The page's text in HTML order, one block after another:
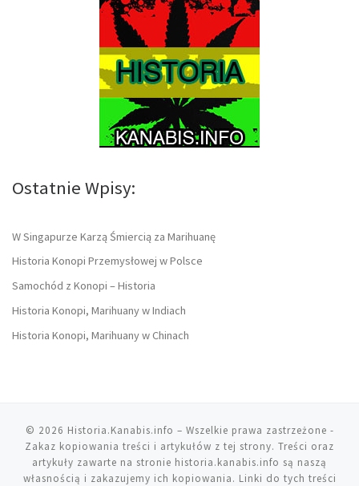
Ostatnie Wpisy:
W Singapurze Karzą Śmiercią za Marihuanę
Historia Konopi Przemysłowej w Polsce
Samochód z Konopi – Historia
Historia Konopi, Marihuany w Indiach
Historia Konopi, Marihuany w Chinach
© 2026 Historia.Kanabis.info – Wszelkie prawa zastrzeżone -
Zakaz kopiowania treści i artykułów z tej strony. Treści oraz
artykuły zawarte na stronie historia.kanabis.info są naszą
własnością i zakazujemy ich kopiowania. Linki do tych treści